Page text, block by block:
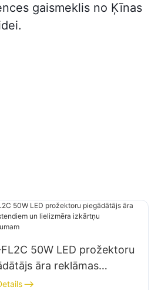
gaismeklis no Ķīnas
50W LED prožektoru
āra reklāmas
un lielizmēra izkārtņu